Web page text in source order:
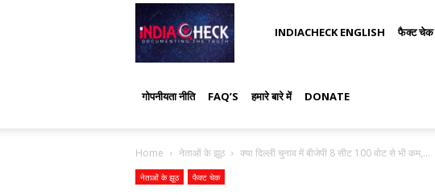
IndiaCheckINDIACHECK ENGLISH फैक्ट चेक
गोपनीयता नीति FAQ’S हमारे बारे में DONATE
Home नेताओं के झूठ क्या दिल्ली चुनाव में बीजेपी 8 सीट 100 वोट से भी कम,...
नेताओं के झूठ फैक्ट चेक